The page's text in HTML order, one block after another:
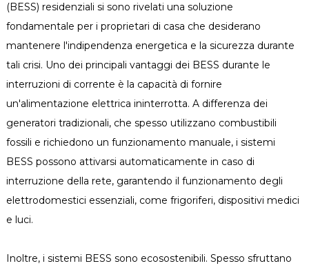
(BESS) residenziali si sono rivelati una soluzione
fondamentale per i proprietari di casa che desiderano
mantenere l'indipendenza energetica e la sicurezza durante
tali crisi. Uno dei principali vantaggi dei BESS durante le
interruzioni di corrente è la capacità di fornire
un'alimentazione elettrica ininterrotta. A differenza dei
generatori tradizionali, che spesso utilizzano combustibili
fossili e richiedono un funzionamento manuale, i sistemi
BESS possono attivarsi automaticamente in caso di
interruzione della rete, garantendo il funzionamento degli
elettrodomestici essenziali, come frigoriferi, dispositivi medici
e luci.
Inoltre, i sistemi BESS sono ecosostenibili. Spesso sfruttano